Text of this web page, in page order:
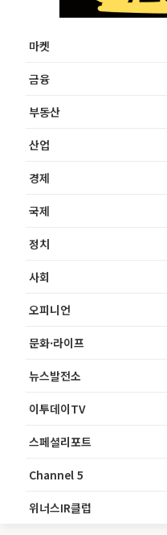
마켓
금융
부동산
산업
경제
국제
정치
사회
오피니언
문화·라이프
뉴스발전소
이투데이TV
스페셜리포트
Channel 5
위너스IR클럽